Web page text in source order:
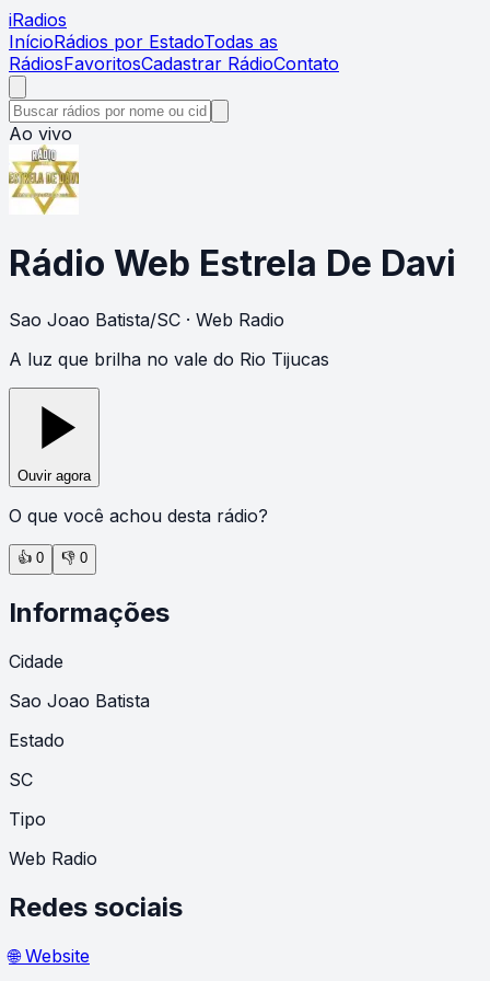
iRadios
InícioRádios por EstadoTodas as
RádiosFavoritosCadastrar RádioContato
Ao vivo
Rádio Web Estrela De Davi
Sao Joao Batista/SC · Web Radio
A luz que brilha no vale do Rio Tijucas
Ouvir agora
O que você achou desta rádio?
👍 0 👎 0
Informações
Cidade
Sao Joao Batista
Estado
SC
Tipo
Web Radio
Redes sociais
🌐 Website